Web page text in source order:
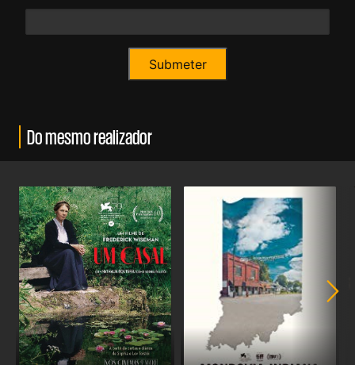
Do mesmo realizador